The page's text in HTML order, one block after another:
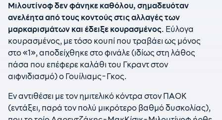
Μιλουτίνοφ δεν φάνηκε καθόλου, σημαδευόταν
ανελέητα από τους κοντούς στις αλλαγές των
μαρκαρισμάτων και έδειξε κουρασμένος. Εύλογα
κουρασμένος, με τόσο κουπί που τραβάει ως μόνος
στο «1», αποδείχθηκε στο φινάλε (ιδίως στη λάθος
πάσα που επέφερε καλάθι του Γκραντ στον
αιφνιδιασμό) ο Γουίλιαμς-Γκος.
Εν αντιθέσει με τον ημιτελικό κόντρα στον ΠΑΟΚ
(εντάξει, παρά τον πολύ μικρότερο βαθμό δυσκολίας),